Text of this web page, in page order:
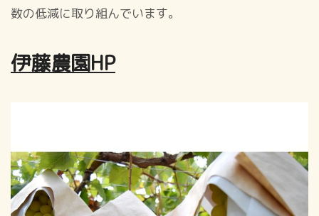
数の低減に取り組んでいます。
伊藤農園HP